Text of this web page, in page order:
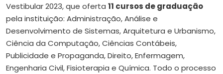
Vestibular 2023, que oferta 11 cursos de graduação
pela instituição: Administração, Análise e
Desenvolvimento de Sistemas, Arquitetura e Urbanismo,
Ciência da Computação, Ciências Contábeis,
Publicidade e Propaganda, Direito, Enfermagem,
Engenharia Civil, Fisioterapia e Química. Todo o processo